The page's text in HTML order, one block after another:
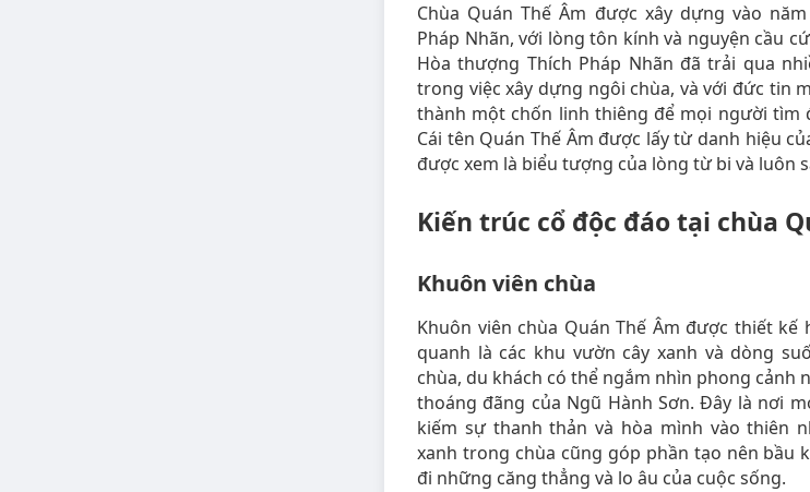
Chùa Quán Thế Âm được xây dựng vào
Pháp Nhãn, với lòng tôn kính và nguyện cầu
Hòa thượng Thích Pháp Nhãn đã trải qua
trong việc xây dựng ngôi chùa, và với đức tin
thành một chốn linh thiêng để mọi người tìm
Cái tên Quán Thế Âm được lấy từ danh hiệu
được xem là biểu tượng của lòng từ bi và luôn
Kiến trúc cổ độc đáo tại chùa
Khuôn viên chùa
Khuôn viên chùa Quán Thế Âm được thiết kế
quanh là các khu vườn cây xanh và dòng
chùa, du khách có thể ngắm nhìn phong cảnh
thoáng đãng của Ngũ Hành Sơn. Đây là nơi
kiếm sự thanh thản và hòa mình vào thiên
xanh trong chùa cũng góp phần tạo nên bầu
đi những căng thẳng và lo âu của cuộc sống.